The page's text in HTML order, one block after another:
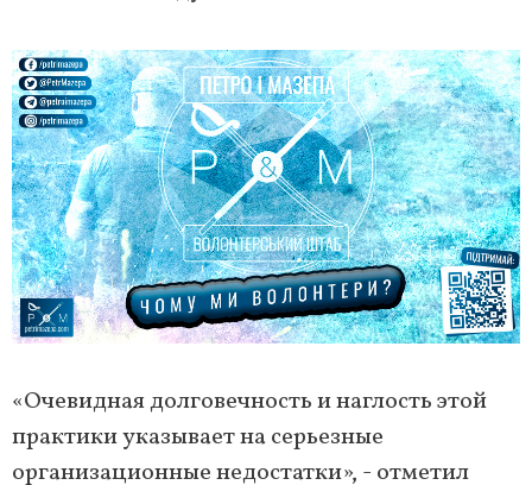
«Очевидная долговечность и наглость этой
практики указывает на серьезные
организационные недостатки», - отметил